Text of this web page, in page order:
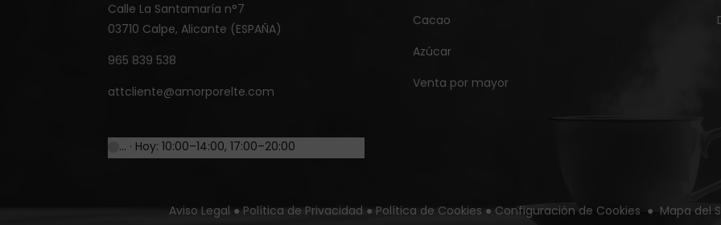
Calle La Santamaría n°7
03710 Calpe, Alicante (ESPAÑA)
965 839 538
attcliente@amorporelte.com
… · Hoy: 10:00–14:00, 17:00–20:00
Cacao
Azúcar
Venta por mayor
Aviso Legal ● Política de Privacidad ● Política de Cookies ● Configuración de Cookies ● Mapa del